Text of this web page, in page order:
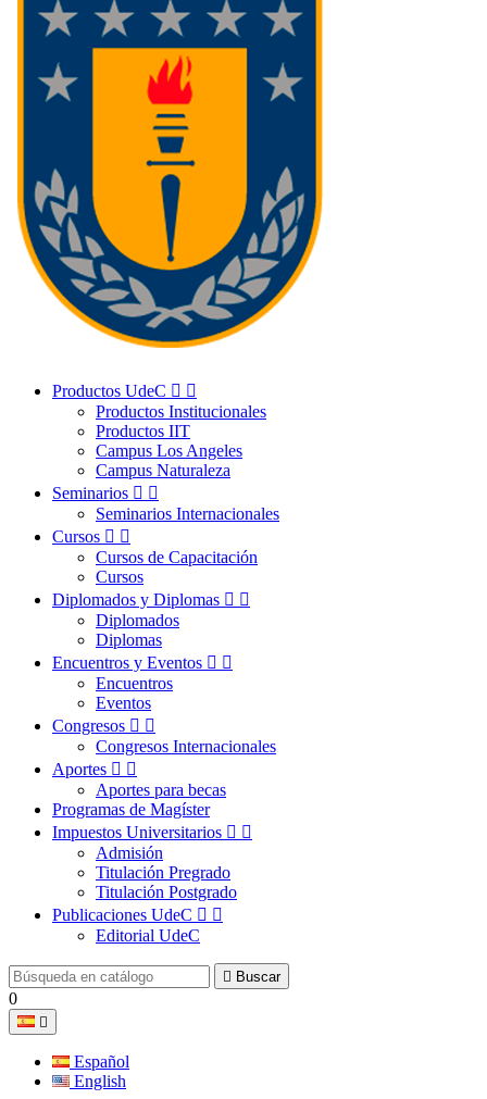
Productos UdeC  
Productos Institucionales
Productos IIT
Campus Los Angeles
Campus Naturaleza
Seminarios  
Seminarios Internacionales
Cursos  
Cursos de Capacitación
Cursos
Diplomados y Diplomas  
Diplomados
Diplomas
Encuentros y Eventos  
Encuentros
Eventos
Congresos  
Congresos Internacionales
Aportes  
Aportes para becas
Programas de Magíster
Impuestos Universitarios  
Admisión
Titulación Pregrado
Titulación Postgrado
Publicaciones UdeC  
Editorial UdeC
 Buscar
0

Español
English